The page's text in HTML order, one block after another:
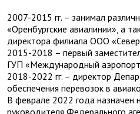
2007-2015 гг. – занимал
«Оренбургские авиалинии», а
директора филиала ООО
2015-2018 – первый
ГУП «Международный аэропорт
2018-2022 гг. – директор
обеспечения перевозок в
В феврале 2022 года назначен
руководителя Федерального